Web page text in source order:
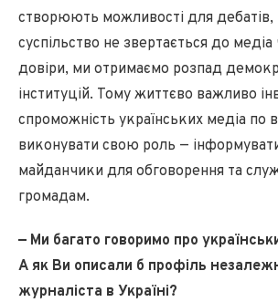
створюють можливості для дебатів,
суспільство не звертається до
довіри, ми отримаємо розпад
інституцій. Тому життєво важливо
спроможність українських медіа по
виконувати свою роль —
майданчики для обговорення та
громадам.
— Ми багато говоримо про
А як Ви описали б профіль
журналіста в Україні?